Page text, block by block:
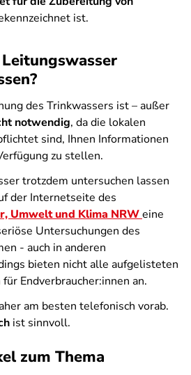
ist.
des Trinkwassers ist – außer
notwendig, da die lokalen
sind, Ihnen Informationen
zu stellen.
trotzdem untersuchen lassen
der Internetseite des
Umwelt und Klima NRWeine
Untersuchungen des
- auch in anderen
bieten nicht alle aufgelisteten
Endverbraucher:innen an.
am besten telefonisch vorab.
ist sinnvoll.
zum Thema